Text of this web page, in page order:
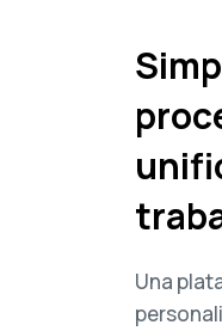
Una